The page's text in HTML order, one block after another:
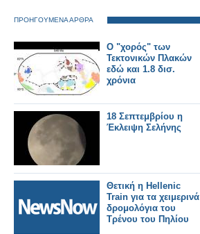
ΠΡΟΗΓΟΥΜΕΝΑ ΑΡΘΡΑ
Ο "χορός" των
Τεκτονικών Πλακών
εδώ και 1.8 δισ.
χρόνια
18 Σεπτεμβρίου η
Έκλειψη Σελήνης
Θετική η Hellenic
Train για τα χειμερινά
δρομολόγια του
Τρένου του Πηλίου